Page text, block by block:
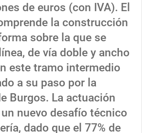
de euros (con IVA). El
la construcción
sobre la que se
de vía doble y ancho
este tramo intermedio
a su paso por la
Burgos. La actuación
nuevo desafío técnico
dado que el 77% de